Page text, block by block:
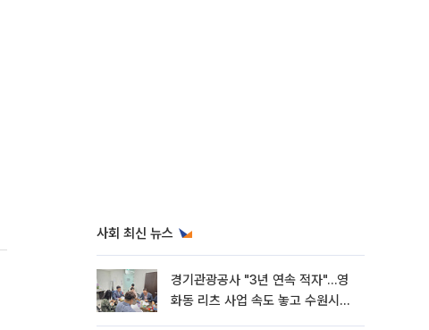
사회 최신 뉴스
경기관광공사 "3년 연속 적자"…영
화동 리츠 사업 속도 놓고 수원시와